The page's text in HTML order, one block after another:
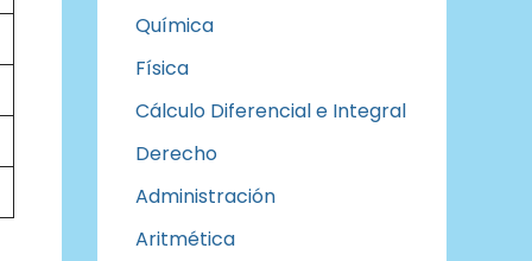
Química
Física
Cálculo Diferencial e Integral
Derecho
Administración
Aritmética